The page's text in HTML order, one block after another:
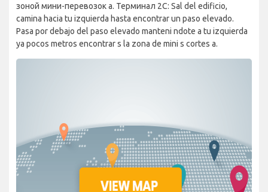
зоной мини-перевозок a. Терминал 2C: Sal del edificio,
camina hacia tu izquierda hasta encontrar un paso elevado.
Pasa por debajo del paso elevado manteni ndote a tu izquierda
ya pocos metros encontrar s la zona de mini s cortes a.